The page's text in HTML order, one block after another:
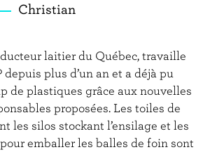
Christian
laitier du Québec, travaille
plus d’un an et a déjà pu
de plastiques grâce aux nouvelles
proposées. Les toiles de
les silos stockant l’ensilage et les
emballer les balles de foin sont